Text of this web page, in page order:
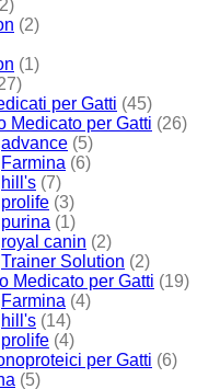
(2)
(1)
per Gatti (45)
Medicato per Gatti (26)
advance (5)
Farmina (6)
hill's (7)
prolife (3)
purina (1)
royal canin (2)
Trainer Solution (2)
Medicato per Gatti (19)
Farmina (4)
hill's (14)
prolife (4)
per Gatti (6)
(5)